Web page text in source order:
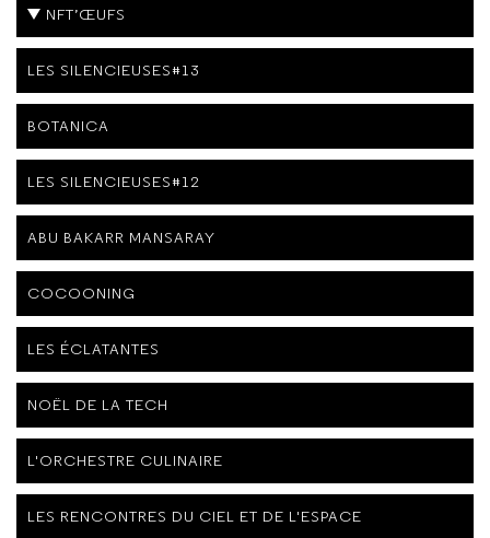
NFT’ŒUFS
LES SILENCIEUSES#13
BOTANICA
LES SILENCIEUSES#12
ABU BAKARR MANSARAY
COCOONING
LES ÉCLATANTES
NOËL DE LA TECH
L'ORCHESTRE CULINAIRE
LES RENCONTRES DU CIEL ET DE L'ESPACE